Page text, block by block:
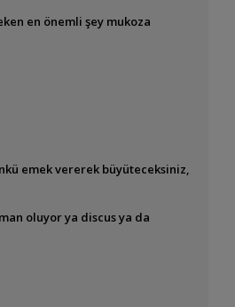
en önemlişey mukoza
emek vererek büyüteceksiniz,
oluyor ya discus ya da